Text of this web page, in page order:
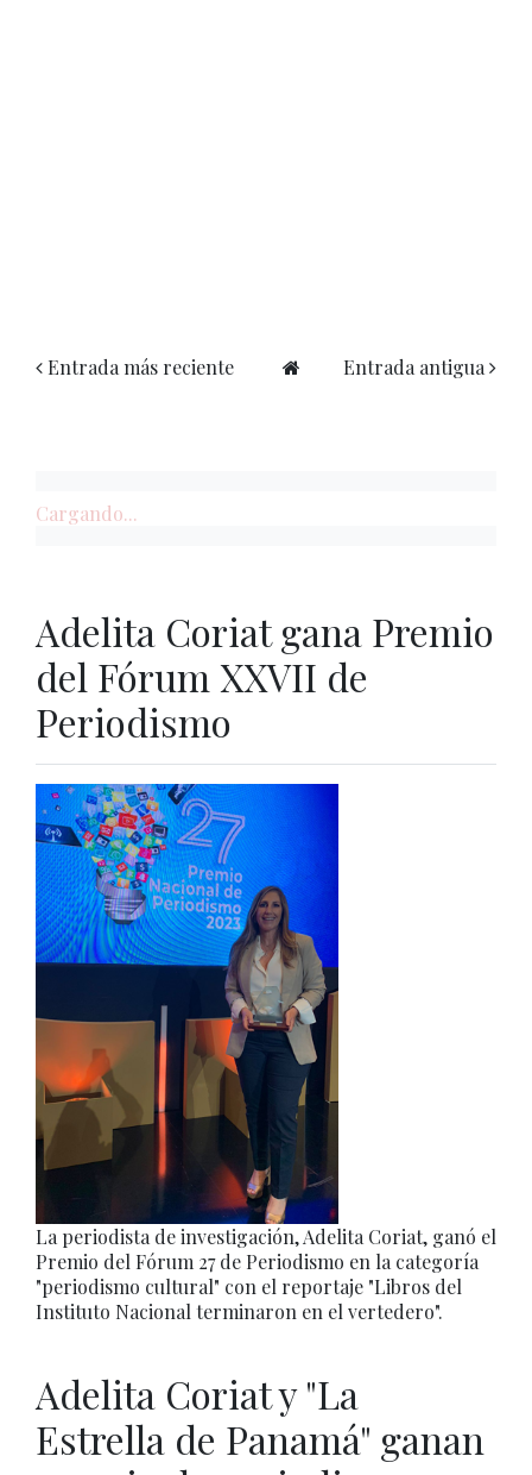
Entrada más reciente Entrada antigua
Cargando...
Adelita Coriat gana Premio
del Fórum XXVII de
Periodismo
La periodista de investigación, Adelita Coriat, ganó el
Premio del Fórum 27 de Periodismo en la categoría
"periodismo cultural" con el reportaje "Libros del
Instituto Nacional terminaron en el vertedero".
Adelita Coriat y "La
Estrella de Panamá" ganan